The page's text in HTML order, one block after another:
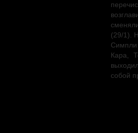
(29/1).
Симпли
Кара,
собой